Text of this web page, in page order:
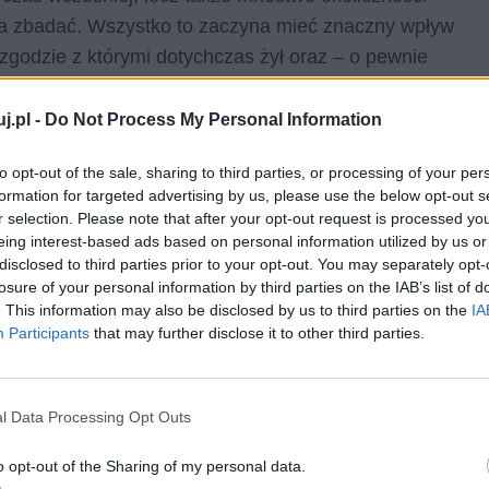
- Do Not Process My Personal Information
opt-out of the sale, sharing to third parties, or processing of your
for targeted advertising by us, please use the below opt-out
selection. Please note that after your opt-out request is processed
interest-based ads based on personal information utilized by us
to third parties prior to your opt-out. You may separately
of your personal information by third parties on the IAB’s list of
This information may also be disclosed by us to third parties on the
Participants that may further disclose it to other third parties.
Data Processing Opt Outs
opt-out of the Sharing of my personal data.
Wszystko to zaczyna mieć znaczny wpływ
z którymi dotychczas żył oraz – o pewnie
których doszło w przeszłości.
w którym lata wcześniej pewien kosmiczny
kosmicznej i został zmuszony do lądowania
był niejaki Izmir Predu. Holownik rozesłał sygnały
przedłużało się na tyle, że załodze zaczęło
zabraknąć powietrza dla całej załogi. Wówczas
i bardzo heroiczną decyzję. Zdecydował odebrać
wewnątrz statku i umożliwić przeżycie pozostałym
Predu ekspresowy tempem rozeszła się wśród
szybko zaczęły bowiem napływać wieści o tym,
Predu stało się miejscem, w którym dokonują